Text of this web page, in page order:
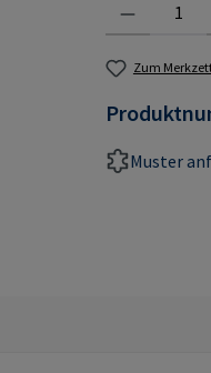
Zum
Muster